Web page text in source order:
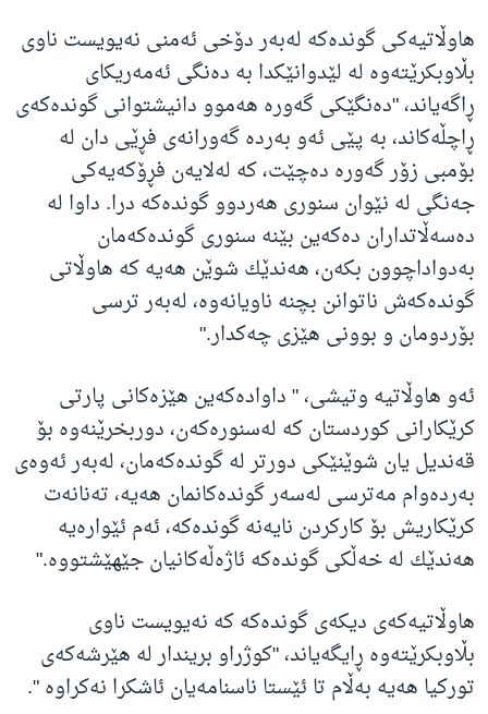
هاوڵاتیەكی گوندەكە لەبەر دۆخی ئەمنی نەیویست ناوی
بڵاوبكرێتەوە لە لێدوانێكدا بە دەنگی ئەمەریكای
ڕاگەیاند، "دەنگێكی گەورە هەموو دانیشتوانی گوندەكەی
ڕاچڵەكاند، بە پێی ئەو بەردە گەورانەی فڕێی دان لە
بۆمبی زۆر گەورە دەچێت، كە لەلایەن فڕۆكەیەكی
جەنگی لە نێوان سنوری هەردوو گوندەكە درا. داوا لە
دەسەڵاتداران دەكەین بێنە سنوری گوندەكەمان
بەدواداچوون بكەن، هەندێك شوێن هەیە كە هاوڵاتی
گوندەكەش ناتوانن بچنە ناویانەوە، لەبەر ترسی
بۆردومان و بوونی هێزی چەكدار."
ئەو هاوڵاتیە وتیشی، " داوادەكەین هێزەكانی پارتی
كرێكارانی كوردستان كە لەسنورەكەن، دوربخرێنەوە بۆ
قەندیل یان شوێنێكی دورتر لە گوندەكەمان، لەبەر ئەوەی
بەردەوام مەترسی لەسەر گوندەكانمان هەیە، تەنانەت
كرێكاریش بۆ كاركردن نایەنە گوندەكە، ئەم ئێوارەیە
هەندێك لە خەڵكی گوندەكە ئاژەڵەكانیان جێهێشتووە."
هاوڵاتیەكەی دیكەی گوندەكە كە نەیویست ناوی
بڵاوبكرێتەوە ڕایگەیاند، "كوژراو بریندار لە هێرشەكەی
توركیا هەیە بەڵام تا ئێستا ناسنامەیان ئاشكرا نەكراوە ".